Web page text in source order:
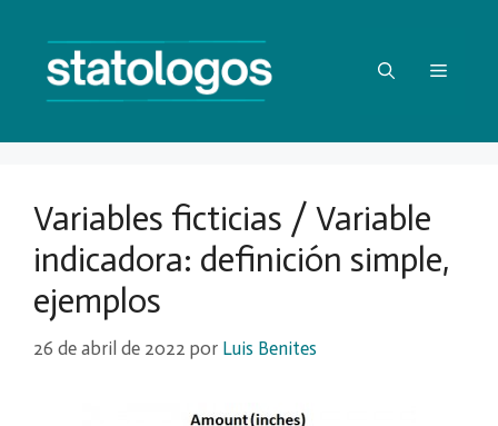
contenido
Menú
Variables ficticias / Variable
indicadora: definición simple,
ejemplos
26 de abril de 2022 por Luis Benites